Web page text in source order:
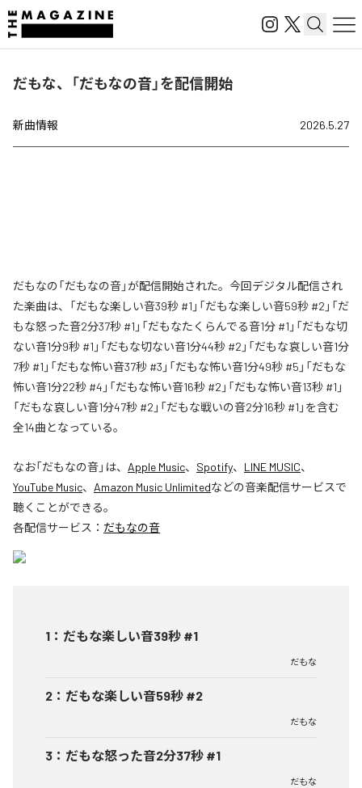
だもな、「だもなの音」を配信開始
新曲情報 2026.5.27
だもなの「だもなの音」が配信開始された。今回デジタル配信され
た楽曲は、「だもな楽しい音39秒 #1」「だもな楽しい音59秒 #2」「だ
もな怒った音2分37秒 #1」「だもなたくらんでる音1分 #1」「だもな切
ない音1分9秒 #1」「だもな切ない音1分44秒 #2」「だもな哀しい音1分
7秒 #1」「だもな怖い音37秒 #3」「だもな怖い音1分49秒 #5」「だもな
怖い音1分22秒 #4」「だもな怖い音16秒 #2」「だもな怖い音13秒 #1」
「だもな哀しい音1分47秒 #2」「だもな戦いの音2分16秒 #1」を含む
全14曲となっている。
なお「だもなの音」は、 Apple Music、 Spotify、 LINE MUSIC、
YouTube Music、 Amazon Music Unlimitedなどの音楽配信サービスで
聴くことができる。
各配信サービス： だもなの音
1 ： だもな楽しい音39秒 #1
だもな
2 ： だもな楽しい音59秒 #2
だもな
3 ： だもな怒った音2分37秒 #1
だもな